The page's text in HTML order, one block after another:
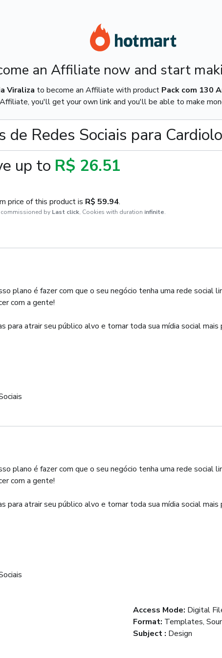
an Affiliate now and start
Viraliza to become an Affiliate with product Pack com 130
you'll get your own link and you'll be able to make
de Redes Sociais para
up to R$ 26.51
price of this product is R$ 59.94.
by Last click, Cookies with duration infinite.
plano é fazer com que o seu negócio tenha uma rede social
com a gente!
para atrair seu público alvo e tornar toda sua mídia social mais
plano é fazer com que o seu negócio tenha uma rede social
com a gente!
para atrair seu público alvo e tornar toda sua mídia social mais
Access Mode: Digital
Format: Templates,
Subject : Design